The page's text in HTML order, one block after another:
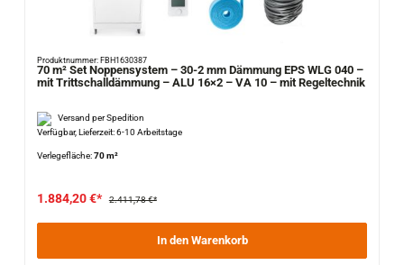
Produktnummer: FBH1630387
70 m² Set Noppensystem – 30-2 mm Dämmung EPS WLG 040 –
mit Trittschalldämmung – ALU 16×2 – VA 10 – mit Regeltechnik
Versand per Spedition
Verfügbar, Lieferzeit: 6-10 Arbeitstage
Verlegefläche:70 m²
1.884,20 €* 2.411,78 €*
In den Warenkorb